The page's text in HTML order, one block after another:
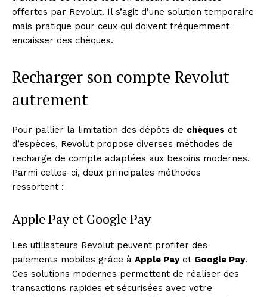
offertes par Revolut. Il s’agit d’une solution temporaire
mais pratique pour ceux qui doivent fréquemment
encaisser des chèques.
Recharger son compte Revolut
autrement
Pour pallier la limitation des dépôts de chèques et
d’espèces, Revolut propose diverses méthodes de
recharge de compte adaptées aux besoins modernes.
Parmi celles-ci, deux principales méthodes
ressortent :
Apple Pay et Google Pay
Les utilisateurs Revolut peuvent profiter des
paiements mobiles grâce à Apple Payet Google Pay.
Ces solutions modernes permettent de réaliser des
transactions rapides et sécurisées avec votre